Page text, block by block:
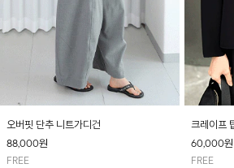
오버핏 단추 니트가디건
88,000원
FREE
크레이프
60,000원
FREE